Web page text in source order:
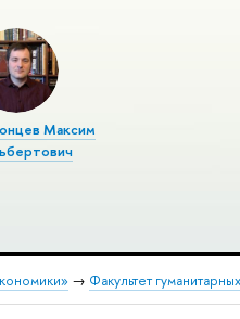
Максим
→ Факультет